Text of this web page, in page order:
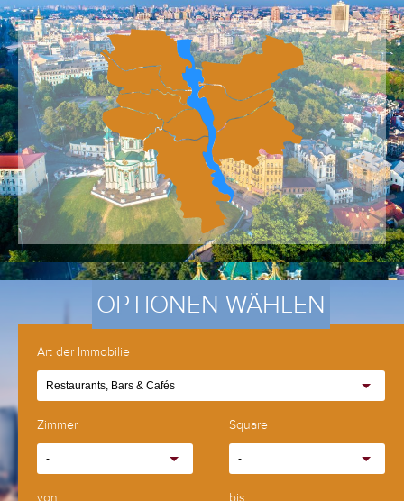
OPTIONEN WÄHLEN
Art der Immobilie
Restaurants, Bars & Cafés
Zimmer
-
Square
-
von bis